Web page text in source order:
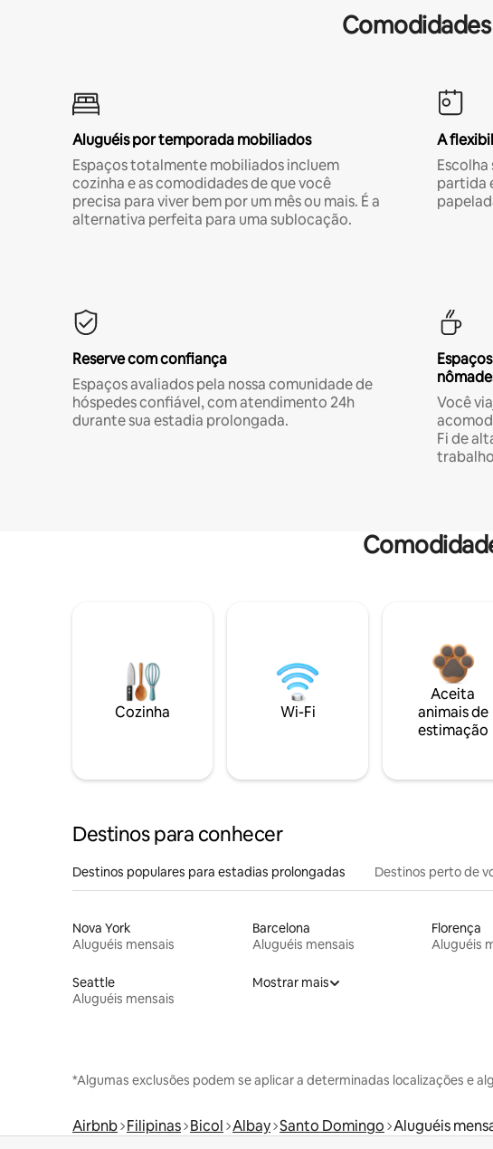
Aluguéis por temporada mobiliados
Espaços totalmente mobiliados incluem
cozinha e as comodidades de que você
precisa para viver bem por um mês ou mais. É a
alternativa perfeita para uma sublocação.
A
partida
Reserve com confiança
Espaços avaliados pela nossa comunidade de
hóspedes confiável, com atendimento 24h
durante sua estadia prolongada.
Você
Fi de
Cozinha Wi-Fi
Aceita
animais de
estimação
Destinos para conhecer
Destinos populares para estadias prolongadas Destinos perto de
Nova York
Aluguéis mensais
Barcelona
Aluguéis mensais
Florença
Aluguéis
Seattle
Aluguéis mensais
Mostrar mais
*Algumas exclusões podem se aplicar a determinadas localizações e
Airbnb Filipinas Bicol Albay Santo Domingo Aluguéis